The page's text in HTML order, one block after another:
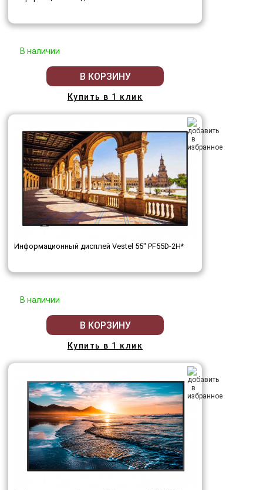
В наличии
В КОРЗИНУ
Купить в 1 клик
Информационный дисплей Vestel 55" PF55D-2H*
В наличии
В КОРЗИНУ
Купить в 1 клик